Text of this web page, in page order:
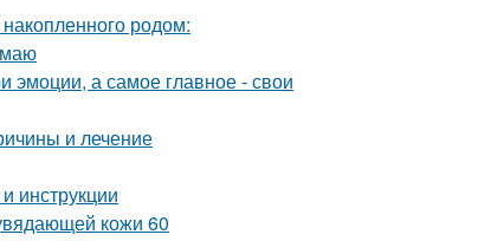
родом:
эмоции, а самое главное - свои
и лечение
инструкции
кожи 60